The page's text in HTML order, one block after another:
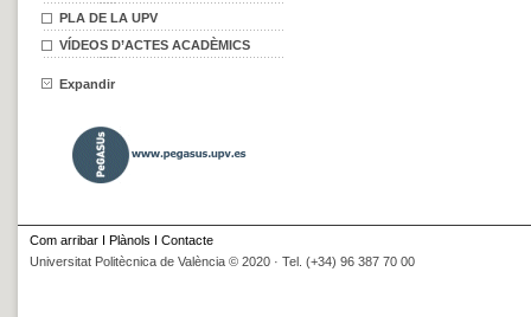
PLA DE LA UPV
VÍDEOS D’ACTES ACADÈMICS
Expandir
Com arribar I Plànols I Contacte
Universitat Politècnica de València © 2020 · Tel. (+34) 96 387 70 00